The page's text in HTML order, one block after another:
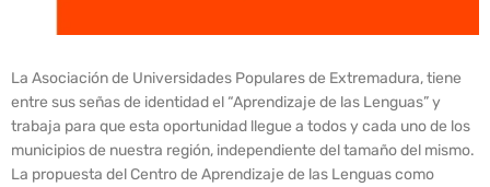
La Asociación de Universidades Populares de Extremadura, tiene
entre sus señas de identidad el “Aprendizaje de las Lenguas” y
trabaja para que esta oportunidad llegue a todos y cada uno de los
municipios de nuestra región, independiente del tamaño del mismo.
La propuesta del Centro de Aprendizaje de las Lenguas como